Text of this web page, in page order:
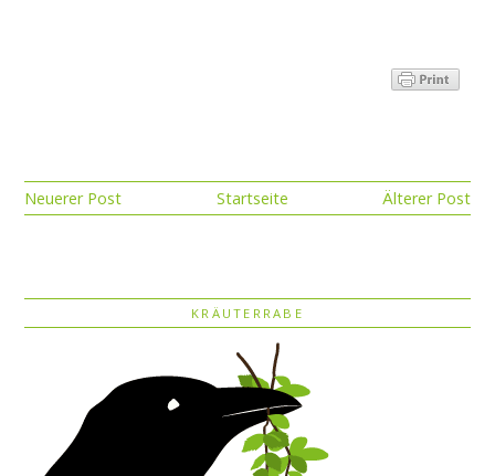
Neuerer Post Älterer Post
Startseite
KRÄUTERRABE